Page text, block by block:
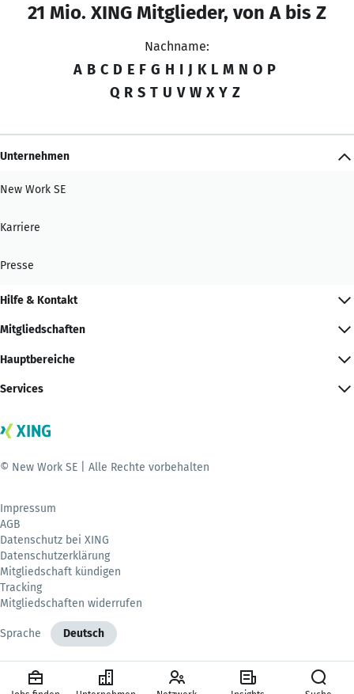
21 Mio. XING Mitglieder, von A bis Z
Nachname:
A B C D E F G H I J K L M N O P
Q R S T U V W X Y Z
Unternehmen
New Work SE
Karriere
Presse
Hilfe & Kontakt
Mitgliedschaften
Hauptbereiche
Services
© New Work SE | Alle Rechte vorbehalten
Impressum
AGB
Datenschutz bei XING
Datenschutzerklärung
Mitgliedschaft kündigen
Tracking
Mitgliedschaften widerrufen
Sprache Deutsch